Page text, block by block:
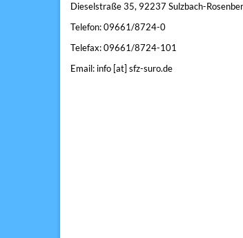
Dieselstraße 35, 92237 Sulzbach-
Telefon: 09661/8724-0
Telefax: 09661/8724-101
Email: info [at] sfz-suro.de